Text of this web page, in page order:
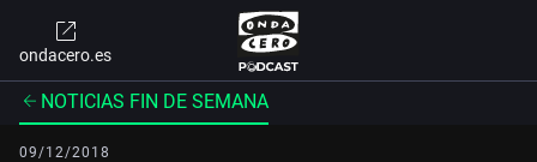
ondacero.es
NOTICIAS FIN DE SEMANA
09/12/2018